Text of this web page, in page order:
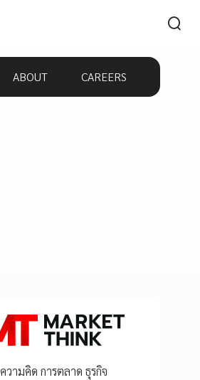
ABOUT CAREERS
ความคิด การตลาด ธุรกิจ